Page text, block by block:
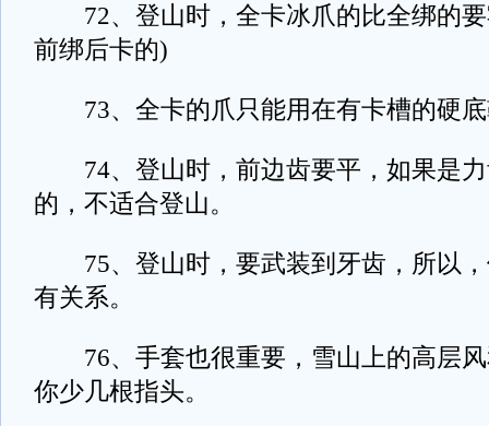
72、登山时，全卡冰爪的比全绑的要
前绑后卡的)
73、全卡的爪只能用在有卡槽的硬底
74、登山时，前边齿要平，如果是力
的，不适合登山。
75、登山时，要武装到牙齿，所以，
有关系。
76、手套也很重要，雪山上的高层风
你少几根指头。